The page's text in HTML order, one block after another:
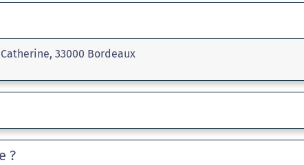
33000 Bordeaux
?